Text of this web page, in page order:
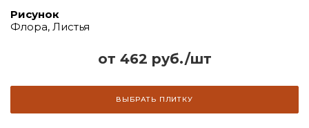
от 462 руб./шт
ВЫБРАТЬ ПЛИТКУ
Рисунок
Флора, Листья